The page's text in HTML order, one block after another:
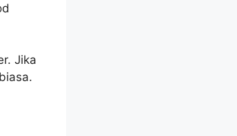
Jika